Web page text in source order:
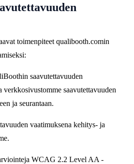
toimenpiteet qualibooth.comin
saavutettavuuden
saavutettavuuden
ja seurantaan.
vaatimuksena kehitys- ja
WCAG 2.2 Level AA -